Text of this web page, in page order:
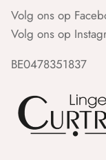
Volg ons op
Volg ons op
BE0478351837